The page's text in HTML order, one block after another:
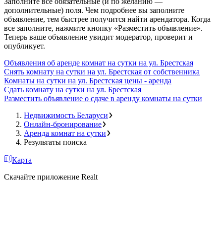
дополнительные) поля. Чем подробнее вы заполните
объявление, тем быстрее получится найти арендатора. Когда
все заполните, нажмите кнопку «Разместить объявление».
Теперь ваше объявление увидит модератор, проверит и
опубликует.
Объявления об аренде комнат на сутки на ул. Брестская
Снять комнату на сутки на ул. Брестская от собственника
Комнаты на сутки на ул. Брестская цены - аренда
Сдать комнату на сутки на ул. Брестская
Разместить объявление о сдаче в аренду комнаты на сутки
Недвижимость Беларуси
Онлайн-бронирование
Аренда комнат на сутки
Результаты поиска
Карта
Скачайте приложение Realt